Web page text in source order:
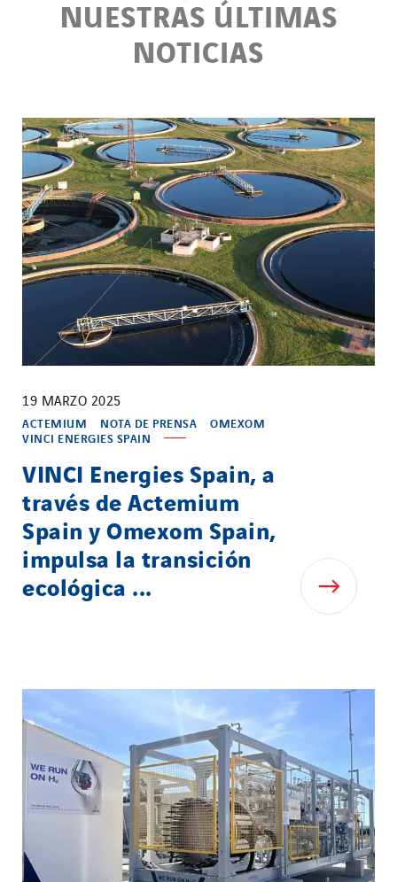
NUESTRAS ÚLTIMAS
NOTICIAS
19 MARZO 2025
ACTEMIUM NOTA DE PRENSA
OMEXOM
VINCI ENERGIES SPAIN
VINCI Energies Spain, a
través de Actemium
Spain y Omexom Spain,
impulsa la transición
ecológica ...